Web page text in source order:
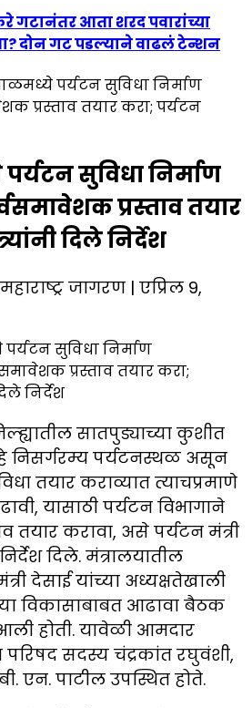
गटानंतर आता शरद पवारांच्या
दोन गट पडल्याने वाढलं टेन्शन
पर्यटन सुविधा निर्माण
प्रस्ताव तयार करा; पर्यटन
सुविधा निर्माण
प्रस्ताव तयार
दिले निर्देश
जागरण | एप्रिल 9,
सातपुड्याच्या कुशीत
पर्यटनस्थळ असून
तयार कराव्यात त्याचप्रमाणे
यासाठी पर्यटन विभागाने
तयार करावा, असे पर्यटन मंत्री
दिले. मंत्रालयातील
देसाई यांच्या अध्यक्षतेखाली
विकासाबाबत आढावा बैठक
होती. यावेळी आमदार
सदस्य चंद्रकांत रघुवंशी,
एन. पाटील उपस्थित होते.